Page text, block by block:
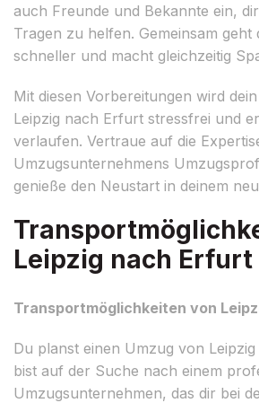
auch Freunde und Bekannte ein,
Tragen zu helfen. Gemeinsam geht
schneller und macht gleichzeitig
Mit diesen Vorbereitungen wird
Leipzig nach Erfurt stressfrei und
verlaufen. Vertraue auf die
Umzugsunternehmens
genieße den Neustart in deinem
Leipzig nach Erfurt
Transportmöglichkeiten von
Du planst einen Umzug von
bist auf der Suche nach einem
Umzugsunternehmen, das dir bei